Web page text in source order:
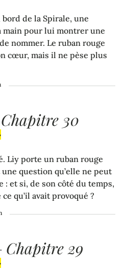
de la Spirale, une
pour lui montrer une
nommer. Le ruban rouge
cœur, mais il ne pèse plus
Chapitre 30
Liy porte un ruban rouge
question qu’elle ne peut
: et si, de son côté du temps,
qu’il avait provoqué ?
Chapitre 29